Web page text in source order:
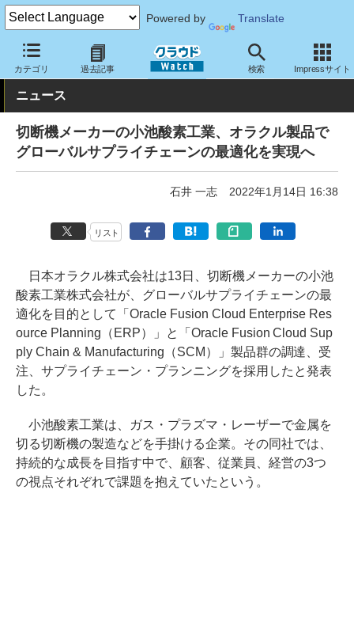
Powered by Translate
カテゴリ 過去記事 検索 Impressサイト
クラウド Watch トピック 導入事例 クラウド
ニュース
切断機メーカーの小池酸素工業、オラクル製品で
グローバルサプライチェーンの最適化を実現へ
石井 一志 2022年1月14日 16:38
リスト
日本オラクル株式会社は13日、切断機メーカーの小池
酸素工業株式会社が、グローバルサプライチェーンの最
適化を目的として「Oracle Fusion Cloud Enterprise Res
ource Planning（ERP）」と「Oracle Fusion Cloud Sup
ply Chain & Manufacturing（SCM）」製品群の調達、受
注、サプライチェーン・プランニングを採用したと発表
した。
小池酸素工業は、ガス・プラズマ・レーザーで金属を
切る切断機の製造などを手掛ける企業。その同社では、
持続的な成長を目指す中で、顧客、従業員、経営の3つ
の視点それぞれで課題を抱えていたという。